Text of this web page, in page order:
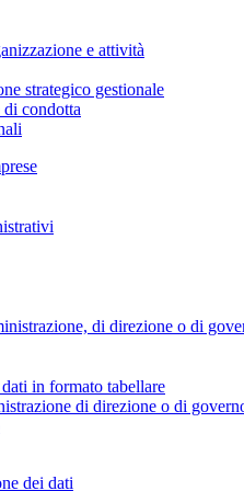
e attività
strategico gestionale
condotta
di direzione o di
in formato tabellare
di direzione o di
dei dati